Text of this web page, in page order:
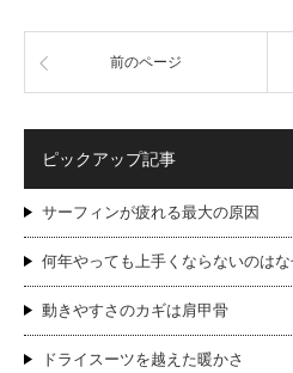
前のページ
ピックアップ記事
サーフィンが疲れる最大の原因
何年やっても上手くならないのは
動きやすさのカギは肩甲骨
ドライスーツを越えた暖かさ